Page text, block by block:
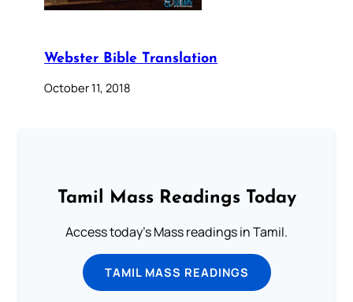
Webster Bible Translation
October 11, 2018
Tamil Mass Readings Today
Access today's Mass readings in Tamil.
TAMIL MASS READINGS